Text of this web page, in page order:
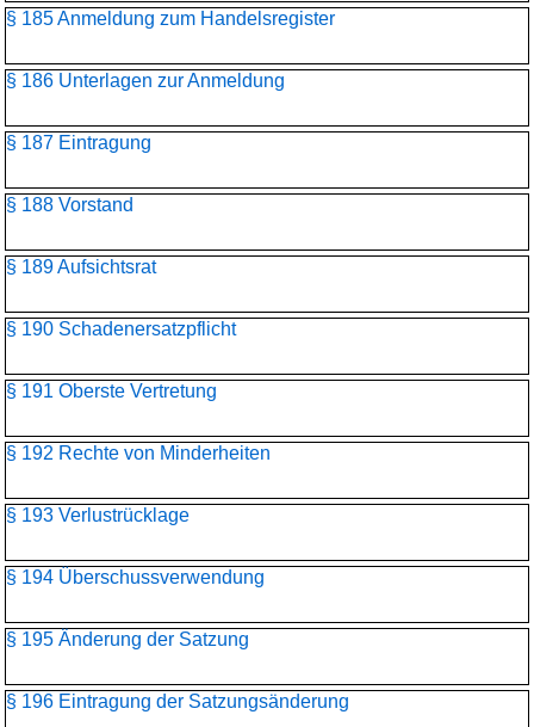
§ 185 Anmeldung zum Handelsregister
§ 186 Unterlagen zur Anmeldung
§ 187 Eintragung
§ 188 Vorstand
§ 189 Aufsichtsrat
§ 190 Schadenersatzpflicht
§ 191 Oberste Vertretung
§ 192 Rechte von Minderheiten
§ 193 Verlustrücklage
§ 194 Überschussverwendung
§ 195 Änderung der Satzung
§ 196 Eintragung der Satzungsänderung